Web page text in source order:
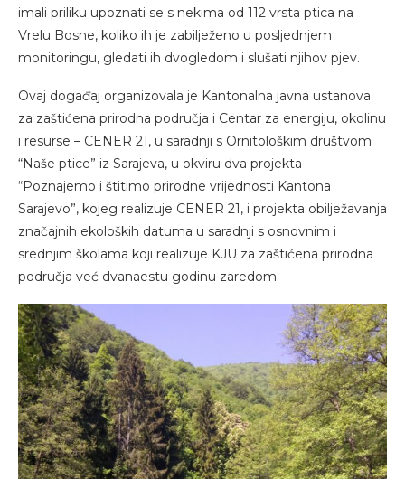
imali priliku upoznati se s nekima od 112 vrsta ptica na
Vrelu Bosne, koliko ih je zabilježeno u posljednjem
monitoringu, gledati ih dvogledom i slušati njihov pjev.
Ovaj događaj organizovala je Kantonalna javna ustanova
za zaštićena prirodna područja i Centar za energiju, okolinu
i resurse – CENER 21, u saradnji s Ornitološkim društvom
“Naše ptice” iz Sarajeva, u okviru dva projekta –
“Poznajemo i štitimo prirodne vrijednosti Kantona
Sarajevo”, kojeg realizuje CENER 21, i projekta obilježavanja
značajnih ekoloških datuma u saradnji s osnovnim i
srednjim školama koji realizuje KJU za zaštićena prirodna
područja već dvanaestu godinu zaredom.